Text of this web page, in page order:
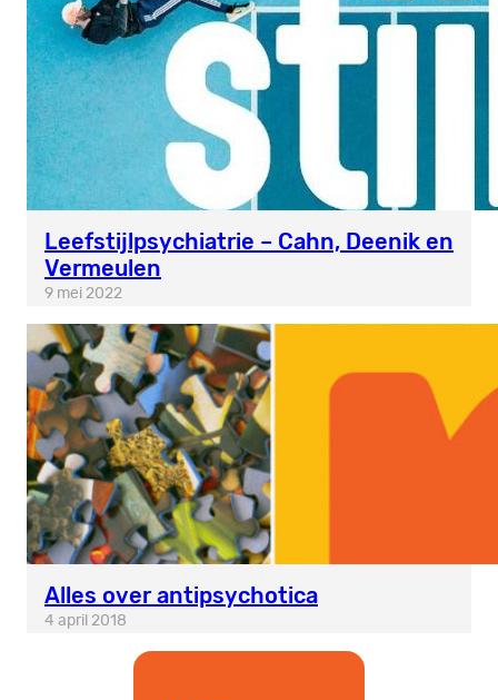
Leefstijlpsychiatrie – Cahn, Deenik en
Vermeulen
9 mei 2022
Alles over antipsychotica
4 april 2018